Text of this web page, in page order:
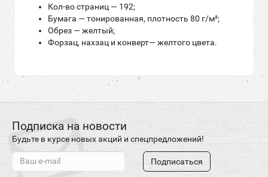
Кол-во страниц — 192;
Бумага — тонированная, плотность 80 г/м²;
Обрез — желтый;
Форзац, нахзац и конверт— желтого цвета.
Подписка на новости
Будьте в курсе новых акций и спецпредложений!
Подписаться